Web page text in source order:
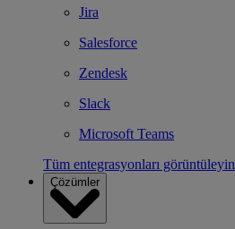
Jira
Salesforce
Zendesk
Slack
Microsoft Teams
Tüm entegrasyonları görüntüleyin
Çözümler